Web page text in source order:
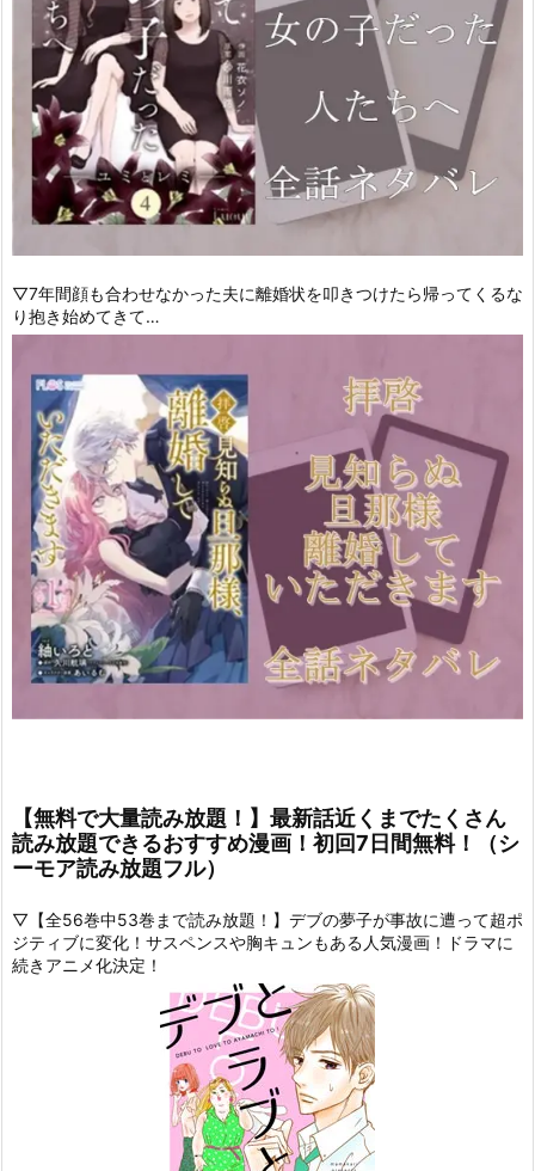
▽7年間顔も合わせなかった夫に離婚状を叩きつけたら帰ってくるな
り抱き始めてきて…
【無料で大量読み放題！】最新話近くまでたくさん
読み放題できるおすすめ漫画！初回7日間無料！（シ
ーモア読み放題フル）
▽【全56巻中53巻まで読み放題！】デブの夢子が事故に遭って超ポ
ジティブに変化！サスペンスや胸キュンもある人気漫画！ドラマに
続きアニメ化決定！